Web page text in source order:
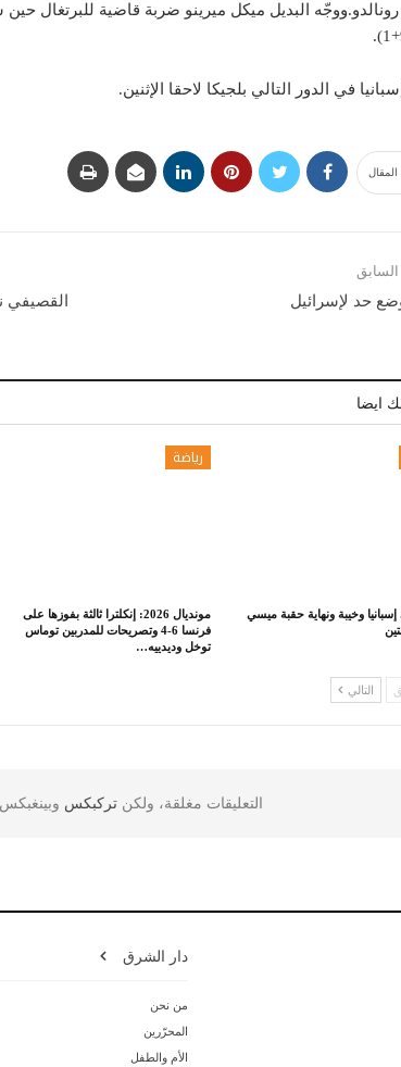
رونالدو. ووجّه البديل ميكل ميرينو ضربة قاضية
في الدور التالي بلجيكا لاحقا الإثنين.
السابق
حد لإسرائيل
القصيفي
ايضا
وخيبة ونهاية حقبة ميسي
رياضة
مونديال 2026: إنكلترا ثالثة بفوزها على
فرنسا 6-4 وتصريحات للمدربين توماس
توخل وديدييه…
التالي
التعليقات مغلقة، ولكنتركبكس
دار الشرق
من نحن
المحرّرين
الأم والطفل